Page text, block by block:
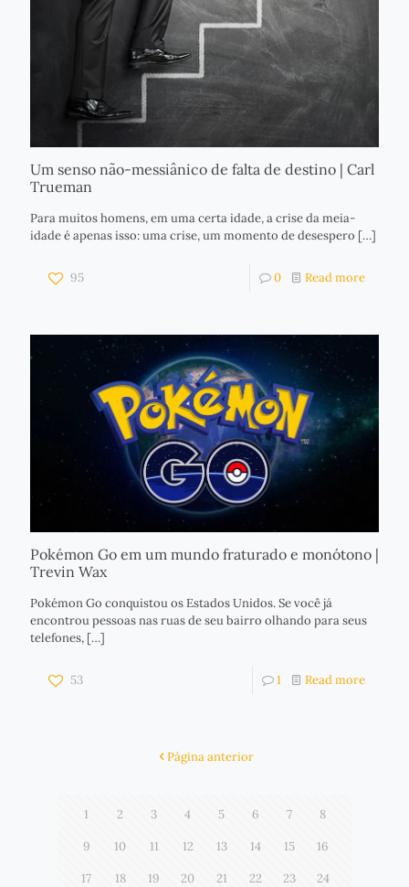
Um senso não-messiânico de falta de destino | Carl
Trueman
Para muitos homens, em uma certa idade, a crise da meia-
idade é apenas isso: uma crise, um momento de desespero […]
95 0 Read more
Pokémon Go em um mundo fraturado e monótono |
Trevin Wax
Pokémon Go conquistou os Estados Unidos. Se você já
encontrou pessoas nas ruas de seu bairro olhando para seus
telefones, […]
53 1 Read more
Página anterior
1 2 3 4 5 6 7 8
9 10 11 12 13 14 15 16
17 18 19 20 21 22 23 24